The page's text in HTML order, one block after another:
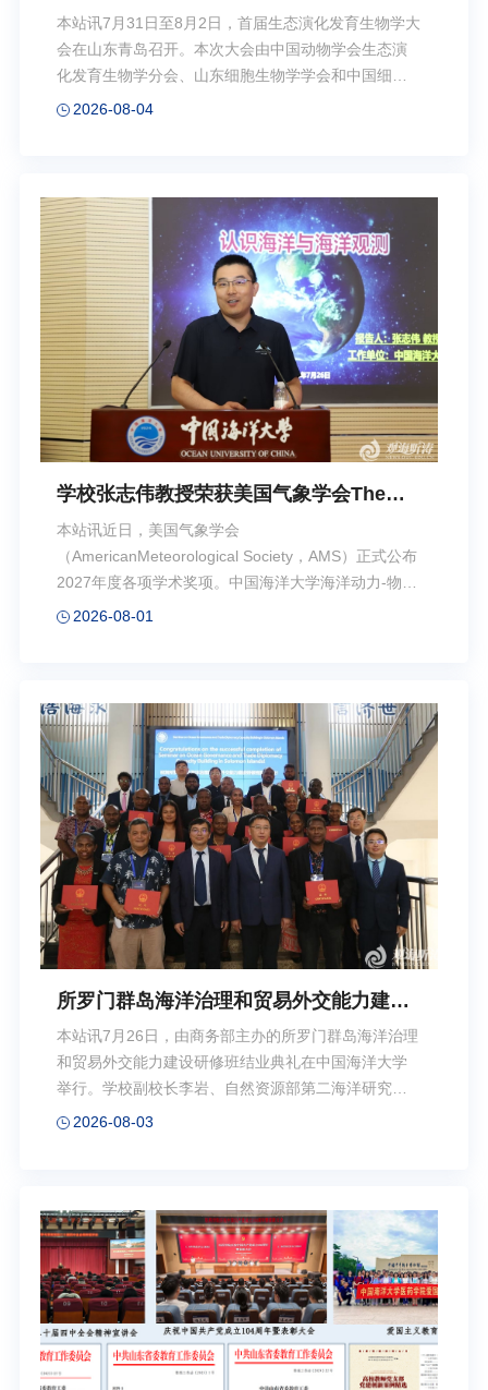
大会在青岛召开
本站讯7月31日至8月2日，首届生态演化发育生物学大
会在山东青岛召开。本次大会由中国动物学会生态演
化发育生物学分会、山东细胞生物学学会和中国细胞
生物学学会青年工作委员会主办，中国海洋大学承
和研究生参会。孟安明院士（左上）、魏辅文院士
（右上）、宋微波院士（左下）、包振民院士分别致
辞李岩（左）致辞、赵呈天主持开幕式环节8月1日上
午，大会举行开幕式。中国动物学会原理事长、清华
大学孟安明院士，中国动物学会理事长、中国科学院
动物研究所魏辅文院士，中国海洋大学宋微波院士，...
2026-08-04
学校张志伟教授荣获美国气象学会The
Nicholas P. Fofonoff奖
本站讯近日，美国气象学会
（AmericanMeteorological Society，AMS）正式公布
2027年度各项学术奖项。中国海洋大学海洋动力-物理
环境与智能感知全国重点实验室张志伟教授荣膺
our understanding of submesoscale-to-
mesoscaleocean dynamics by integrating
observations, theory, and modeling）。该奖项以世界
著名物理海洋学家、伍兹霍尔海洋研究所前所长
NicholasP. Fofonoff（1929-2003）命名，自2007年
设立以来，每年在全球范围内仅遴选一位在物理海洋
学领域取得突出成就的青年学者，涵...
2026-08-01
所罗门群岛海洋治理和贸易外交能力建设
研修班结业典礼在中国海洋大学举行
本站讯7月26日，由商务部主办的所罗门群岛海洋治理
和贸易外交能力建设研修班结业典礼在中国海洋大学
举行。学校副校长李岩、自然资源部第二海洋研究所
副所长周锋研究员出席典礼。李岩代表学校对研修班
全体师生重要回信精神，加快推进世界一流大学建
设。学校始终坚持开放办学，深度参与全球海洋科教
合作。他指出，本次研修班是深化中所海洋领域交流
互鉴、共同推动构建海洋命运共同体的具体实践，学
校将继续发挥学科优势，进一步拓展与所罗门群岛及
太平洋岛国的多领域务实合作。周锋在总结讲话中表
示，...
2026-08-03